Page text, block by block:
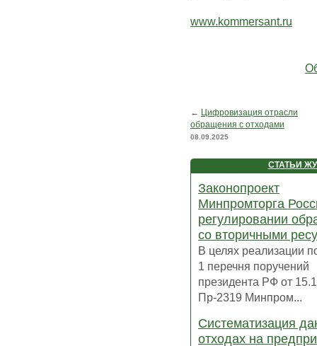
www.kommersant.ru
← Цифровизация отрасли
обращения с отходами
08.09.2025
СТАТЬИ
Законопроект
Минпромторга
регулировании
со вторичными
В целях реализации
1 перечня поручений
президента РФ от
Пр-2319 Минпром...
Систематизация
отходах на